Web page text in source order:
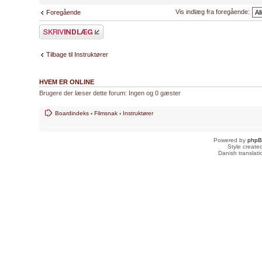
Foregående Vis indlæg fra foregående:
Skriv et svar
Tilbage til Instruktører
HVEM ER ONLINE
Brugere der læser dette forum: Ingen og 0 gæster
Boardindeks ‹ Filmsnak ‹ Instruktører
Powered by
Style
Danish